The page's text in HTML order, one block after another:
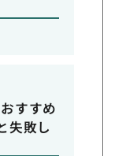
すすめ
失敗し